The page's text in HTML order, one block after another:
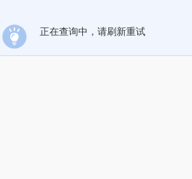
正在查询中，请刷新重试